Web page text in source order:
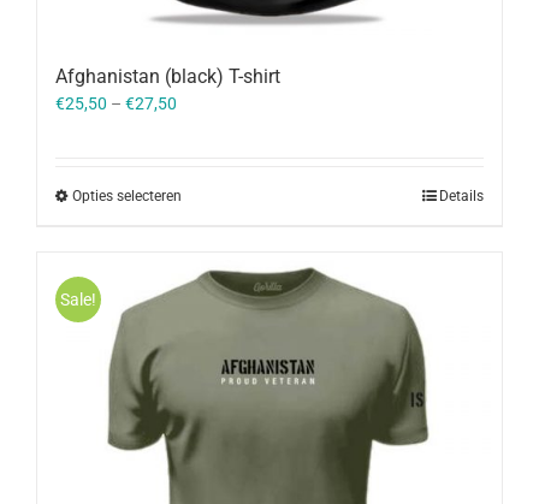
Afghanistan (black) T-shirt
€25,50 – €27,50
Opties selecteren Details
Sale!